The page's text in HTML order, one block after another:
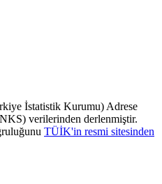
İstatistik Kurumu) Adrese
verilerinden derlenmiştir.
TÜİK'in resmi sitesinden